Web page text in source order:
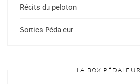
Récits du peloton
Sorties Pédaleur
LA BOX PÉDALEUR